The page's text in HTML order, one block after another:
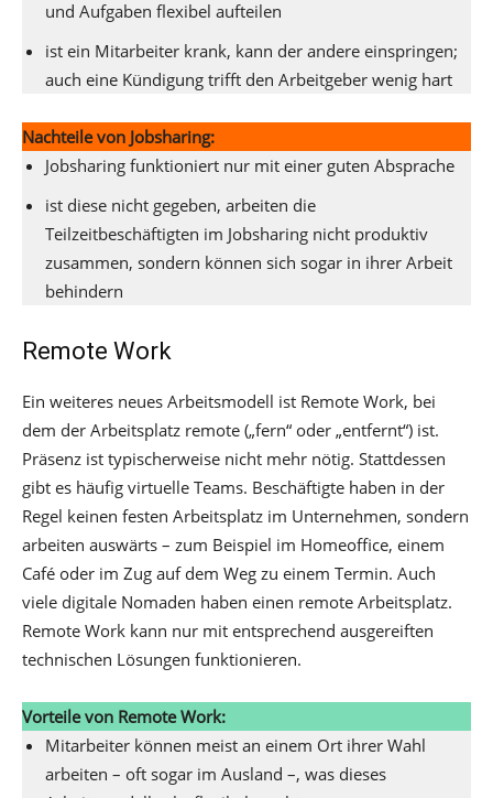
und Aufgaben flexibel aufteilen
ist ein Mitarbeiter krank, kann der andere einspringen;
auch eine Kündigung trifft den Arbeitgeber wenig hart
Nachteile von Jobsharing:
Jobsharing funktioniert nur mit einer guten Absprache
ist diese nicht gegeben, arbeiten die
Teilzeitbeschäftigten im Jobsharing nicht produktiv
zusammen, sondern können sich sogar in ihrer Arbeit
behindern
Remote Work
Ein weiteres neues Arbeitsmodell ist Remote Work, bei
dem der Arbeitsplatz remote („fern“ oder „entfernt“) ist.
Präsenz ist typischerweise nicht mehr nötig. Stattdessen
gibt es häufig virtuelle Teams. Beschäftigte haben in der
Regel keinen festen Arbeitsplatz im Unternehmen, sondern
arbeiten auswärts – zum Beispiel im Homeoffice, einem
Café oder im Zug auf dem Weg zu einem Termin. Auch
viele digitale Nomaden haben einen remote Arbeitsplatz.
Remote Work kann nur mit entsprechend ausgereiften
technischen Lösungen funktionieren.
Vorteile von Remote Work:
Mitarbeiter können meist an einem Ort ihrer Wahl
arbeiten – oft sogar im Ausland –, was dieses